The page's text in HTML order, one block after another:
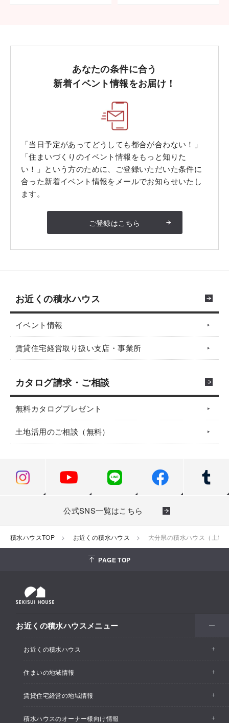
あなたの条件に合う
新着イベント情報をお届け！
「当日予定があってどうしても都合が合わない！」
「住まいづくりのイベント情報をもっと知りた
い！」という方のために、ご登録いただいた条件に
合った新着イベント情報をメールでお知らせいたし
ます。
ご登録はこちら
お近くの積水ハウス
イベント情報
賃貸住宅経営取り扱い支店・事業所
カタログ請求・ご相談
無料カタログプレゼント
土地活用のご相談（無料）
公式SNS一覧はこちら
積水ハウスTOP お近くの積水ハウス 大分県の積水ハウス（土地
PAGE TOP
お近くの積水ハウスメニュー
お近くの積水ハウス
お近くの積水ハウストップ
住まいの地域情報
イベント情報
賃貸住宅経営の地域情報
イベント情報
積水ハウスのオーナー様向け情報